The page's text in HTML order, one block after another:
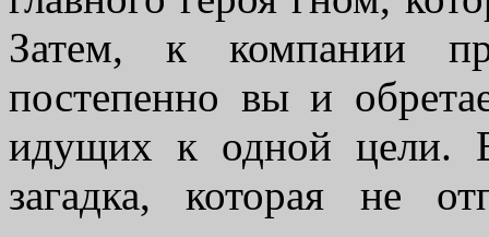
Затем, к компании
постепенно вы и
идущих к одной цели.
загадка, которая не